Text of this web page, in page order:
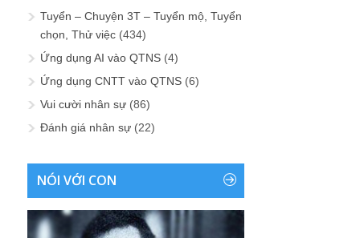
Tuyển – Chuyện 3T – Tuyển mộ, Tuyển
chọn, Thử việc (434)
Ứng dụng AI vào QTNS (4)
Ứng dụng CNTT vào QTNS (6)
Vui cười nhân sự (86)
Đánh giá nhân sự (22)
NÓI VỚI CON